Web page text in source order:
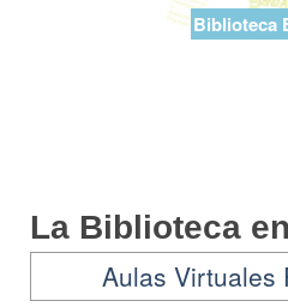
Biblioteca
La Biblioteca
Aulas Virtuales